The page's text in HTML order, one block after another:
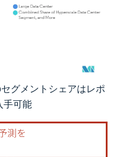
4.0の表示が必要です。
グメントシェアはレポ
手可能